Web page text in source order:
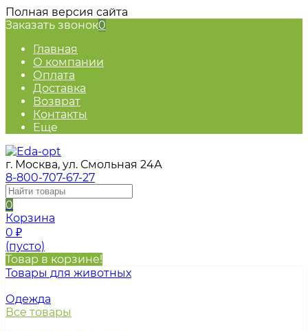
Полная версия сайта
Заказать звонок0
Главная
О компании
Оплата
Доставка
Возврат
Контакты
Еще
г. Москва, ул. Смольная 24А
8-800-707-67-27
0
Корзина
0 ₽
(пусто)
Товар в корзине!
Товары для животных
Одежда
Все товары